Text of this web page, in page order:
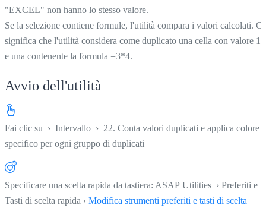
"EXCEL" non hanno lo stesso valore.
Se la selezione contiene formule, l'utilità compara i valori calcolati.
significa che l'utilità considera come duplicato una cella con valore 12
e una contenente la formula =3*4.
Avvio dell'utilità
Fai clic su › Intervallo › 22. Conta valori duplicati e applica colore
specifico per ogni gruppo di duplicati
Specificare una scelta rapida da tastiera: ASAP Utilities › Preferiti e
Tasti di scelta rapida › Modifica strumenti preferiti e tasti di scelta